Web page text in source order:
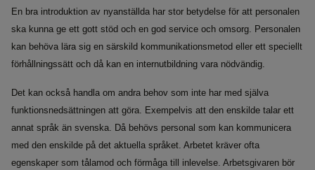
En bra introduktion av nyanställda har stor betydelse för att personalen
ska kunna ge ett gott stöd och en god service och omsorg. Personalen
kan behöva lära sig en särskild kommunikationsmetod eller ett speciellt
förhållningssätt och då kan en internutbildning vara nödvändig.
Det kan också handla om andra behov som inte har med själva
funktionsnedsättningen att göra. Exempelvis att den enskilde talar ett
annat språk än svenska. Då behövs personal som kan kommunicera
med den enskilde på det aktuella språket. Arbetet kräver ofta
egenskaper som tålamod och förmåga till inlevelse. Arbetsgivaren bör